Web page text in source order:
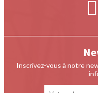
Inscrivez-vous à notre